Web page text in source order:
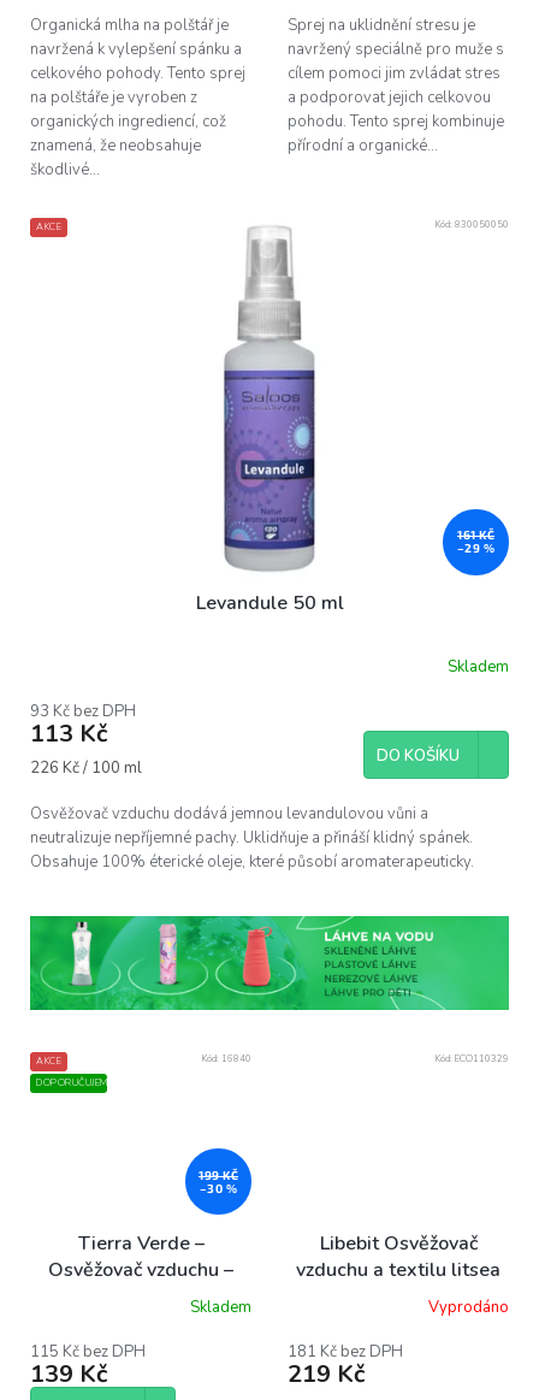
Organická mlha na polštář je
navržená k vylepšení spánku a
celkového pohody. Tento sprej
na polštáře je vyroben z
organických ingrediencí, což
znamená, že neobsahuje
škodlivé...
Sprej na uklidnění stresu je
navržený speciálně pro muže s
cílem pomoci jim zvládat stres
a podporovat jejich celkovou
pohodu. Tento sprej kombinuje
přírodní a organické...
AKCE
161 KČ
–29 %
Levandule 50 ml
produktu
je
z
hvězdiček.
Skladem
93 Kč bez DPH
113 Kč
Měrná
226 Kč / 100 ml
DO KOŠÍKU
Osvěžovač vzduchu dodává jemnou levandulovou vůni a
neutralizuje nepříjemné pachy. Uklidňuje a přináší klidný spánek.
Obsahuje 100% éterické oleje, které působí aromaterapeuticky.
Kód: 830050050
AKCE
DOPORUČUJEME
199 KČ
–30 %
Tierra Verde –
Osvěžovač vzduchu –
Zimní snění 100 mlSkladem
115 Kč bez DPH
139 Kč
Kód: 16840
Libebit Osvěžovač
vzduchu a textilu litsea
cubeba, 200 mlVyprodáno
181 Kč bez DPH
219 Kč
Kód: ECO110329